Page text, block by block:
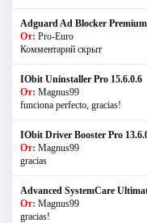
Adguard Ad Blocker
От: Pro-Euro
Комментарий скрыт
IObit Uninstaller Pro 15.6.0.6
От: Magnus99
funciona perfecto, gracias!
IObit Driver Booster Pro
От: Magnus99
gracias
Advanced SystemCare
От: Magnus99
gracias!